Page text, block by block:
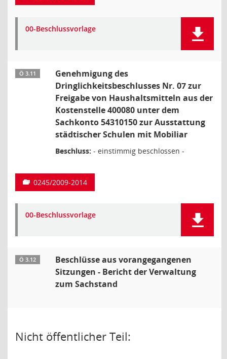
00-Beschlussvorlage
Ö 3.11
Genehmigung des
Dringlichkeitsbeschlusses Nr. 07 zur
Freigabe von Haushaltsmitteln aus der
Kostenstelle 400080 unter dem
Sachkonto 54310150 zur Ausstattung
städtischer Schulen mit Mobiliar
Beschluss: - einstimmig beschlossen -
0245/2009-2014
00-Beschlussvorlage
Ö 3.12
Beschlüsse aus vorangegangenen
Sitzungen - Bericht der Verwaltung
zum Sachstand
Nicht öffentlicher Teil: